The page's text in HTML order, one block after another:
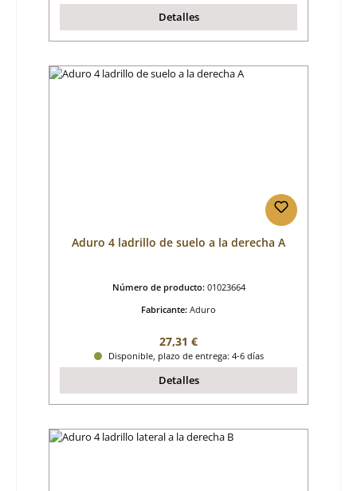
Detalles
Aduro 4 ladrillo de suelo a la derecha A
Número de producto: 01023664
Fabricante: Aduro
Precio normal:
27,31 €
Disponible, plazo de entrega: 4-6 días
Detalles